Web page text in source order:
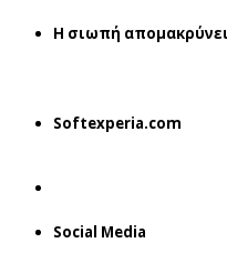
H σιωπή
Softexperia.com
Social Media